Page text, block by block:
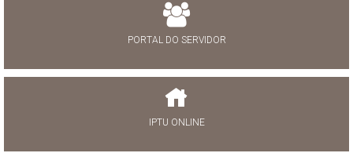
PORTAL DO SERVIDOR
IPTU ONLINE